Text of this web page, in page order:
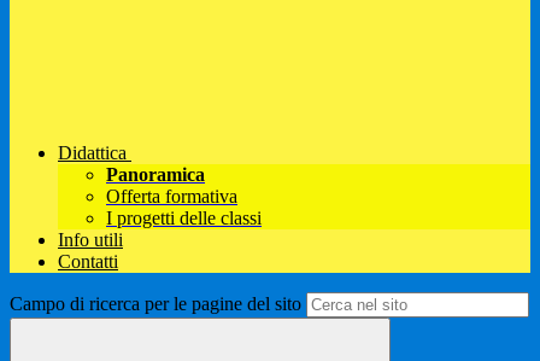
Didattica
Panoramica
Offerta formativa
I progetti delle classi
Info utili
Contatti
Campo di ricerca per le pagine del sito